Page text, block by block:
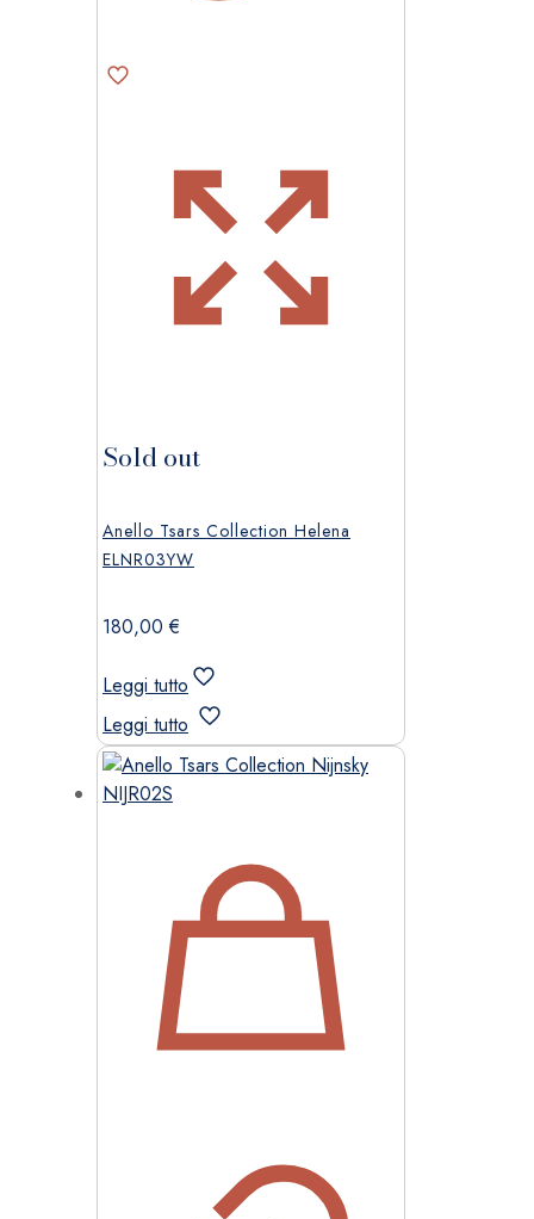
Sold out
Anello Tsars Collection Helena
ELNR03YW
180,00€
Leggi tutto
Leggi tutto